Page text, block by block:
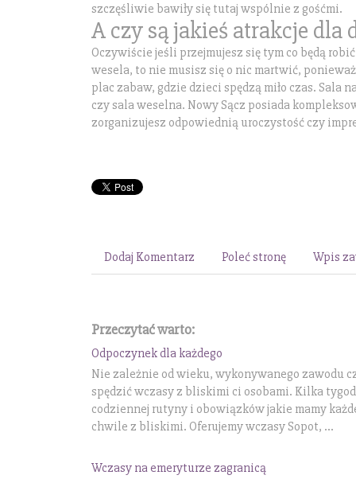
szczęśliwie bawiły się tutaj wspólnie z gośćmi.
A czy są jakieś atrakcje dla
Oczywiście jeśli przejmujesz się tym co będą
wesela, to nie musisz się o nic martwić,
plac zabaw, gdzie dzieci spędzą miło czas. Sala
czy sala weselna. Nowy Sącz posiada
zorganizujesz odpowiednią uroczystość czy
Dodaj Komentarz Poleć stronę Wpis
Przeczytać warto:
Odpoczynek dla każdego
Nie zależnie od wieku, wykonywanego zawodu
spędzić wczasy z bliskimi ci osobami. Kilka
codziennej rutyny i obowiązków jakie mamy
chwile z bliskimi. Oferujemy wczasy Sopot, ...
Wczasy na emeryturze zagranicą